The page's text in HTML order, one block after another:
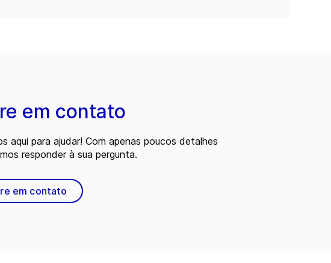
em contato
aqui para ajudar! Com apenas poucos detalhes
responder à sua pergunta.
em contato